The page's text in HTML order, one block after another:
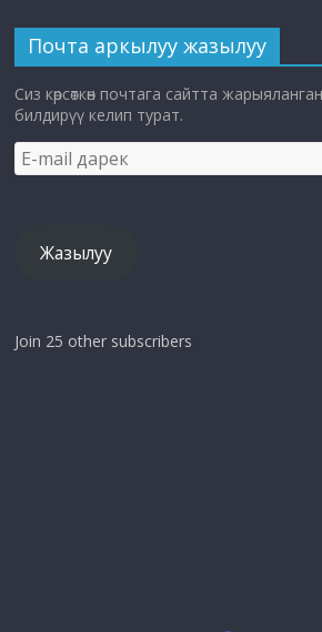
Почта аркылуу жазылуу
Сиз көрсөткөн почтага сайтта
билдирүү келип турат.
E-
mail
Жазылуу
Join 25 other subscribers